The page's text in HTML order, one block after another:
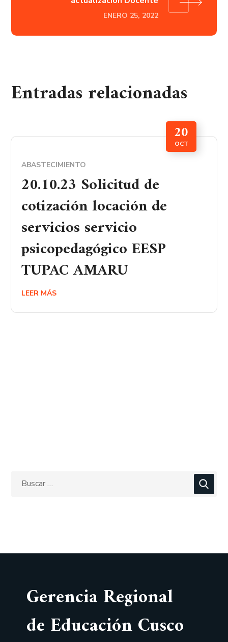
ENERO 25, 2022
Entradas relacionadas
20
OCT
ABASTECIMIENTO
20.10.23 Solicitud de
cotización locación de
servicios servicio
psicopedagógico EESP
TUPAC AMARU
LEER MÁS
Gerencia Regional
de Educación Cusco